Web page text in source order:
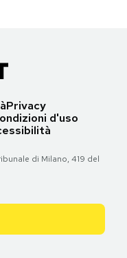
Privacy
d'uso
di Milano, 419 del